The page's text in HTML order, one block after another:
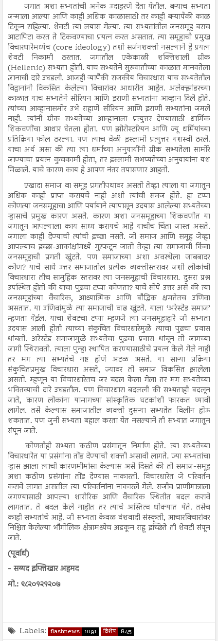
जगात अशा सभ्यतांची अनेक उदाहरणे देता येतील. बऱ्याच सभ्यता
जन्माला आल्या आणि काही अधिक काळासाठी तर काही बऱ्यापैकी काळ
टिकून राहिल्या. शेवटी त्या लयास गेल्या. त्या सभ्यतांतील जनसमूह बराच
आटापिटा करत ते टिकवण्याचा प्रयत्न करत असतात. त्या समूहाची प्रमुख
विचारधारेमध्येच (core ideology) तशी सर्जनशक्ती नसल्याने हे प्रयत्न
शेवटी निकामी ठरतात. जगातील एकेकाळी शक्तिशाली ग्रीक
(Hellenic) सभ्यता होती. याच सभ्यतेने सुरुवातीच्या काळात मानवतेला
ज्ञानाची दारे उघडली. आजही ऱ्यापैकी राजकीय विचारधारा याच सभ्यतेतील
विद्वानांनी विकसित केलेल्या विचारांवर आधारीत आहेत. अलेक्झांडरच्या
काळात याच सभ्यतेने सीरियन आणि इराणी सभ्यतांना आव्हान दिले होते.
त्यांच्या आव्हानासमोर उभे राहाणे सीरियन आणि इराणी सभ्यतांना जमले
नाही. त्यांनी ग्रीक सभ्यतेच्या आव्हानाला प्रत्युत्तर देण्यासाठी धार्मिक
शिकवणींचा आधार घेतला होता. पण झोरोस्टरियन आणि ज्यू धर्मियांच्या
प्रतिक्रिया फोल ठरल्या. पण त्याच वेळी इस्लामी प्रत्युत्तर यशस्वी ठरले.
याचा अर्थ असा की त्या त्या धर्माच्या अनुयायींनी ग्रीक सभ्यतेला सामोरे
जाण्याचा प्रयत्न कुचकामी होता, तर इस्लामी सभप्यतेच्या अनुयायांना यश
मिळाले. याचे कारण काय हे आपण नंतर तपासणार आहतो.
एखादा समाज वा समूह प्रगतीपथावर असतो तेव्हा त्याला या जगातून
अधिक काही प्राप्त करायचे नाही अशी त्यांची समज होते. हा टप्पा
कोणत्या जनसमूहाचा आणि पर्यायाने त्यापासून उदयास आलेल्या सभ्यतेच्या
ऱ्हासाचे प्रमुख कारण असते. कारण अशा जनसमूहाच्या शिकवणीत या
जगातून आपल्याला काय साध्य करायचे आहे याचीच चिंता जास्त असते.
जगाला काही देण्याची त्यांची इच्छा नसते. जो समाज आणि समूह जेव्हा
आपल्याच इच्छा-आकांक्षांमध्ये गुरफटून जातो तेव्हा त्या समाजाची किंवा
जनसमूहाची प्रगती खुंटते. पण समाजाच्या अशा अवस्थेला जाबबादर
कोण? याचे साधे उत्तर समाजातील प्रत्येक व्यक्तीस्तरावर जशी लोकांची
विचारधारा तीच सामुहिक स्तरावर त्या जनसमूहाची विचारधारा. दुसरा प्रश्न
उपस्थित होतो की याचा पुढचा टप्पा कोणता? याचे सोपे उत्तर असे की त्या
जनसमूहांच्या वैचारिक, आध्यात्मिक आणि बौद्धिक क्षमतेतच उणिवा
असतात. या उणिवांमुळे त्या समाजाची वाढ खुंटते. याला ‘अरेस्टेड समाज’
म्हणता येईल. याचा शेवटचा टप्पा म्हणजे त्या जनसमूहाद्वारे जी सभ्यता
उदयास आली होती त्याच्या संकुचित विचारधारेमुळे त्याचा पुढचा प्रवास
थांबतो. अरेस्टेड समाजामुळे सभ्यतेचा पुढचा प्रवास थांबून तो जागच्या
जागी स्थिरावतो. त्याला पुन्हा स्थापित करण्यासाठीचे प्रयत्न केले गेले नाही
तर मग त्या सभ्यतेचे नष्ट होणे अटळ असते. या साऱ्या प्रक्रिया
संकुचितप्रमुख विचारधारा असते, ज्यावर तो समाज विकसित झालेला
असतो. म्हणून या विचारधारेतच जर बदल केला गेला तर मग सभ्यतेच्या
भवितव्याची दारे उघडतील. पण विचारधारा बदलली की सभ्यताही बदलून
जाते, कारण लोकांना यामागच्या सांस्कृतिक घटकांशी फारकत घ्यावी
लागेल. तसे केल्यास समाजातील व्यक्ती दुसऱ्या सभ्यतेत विलीन होऊ
शकतात. पण जुनी सभ्यता बहाल करता येत नसल्याने ती सभ्यात जगातून
संपून जाते.
कोणतीही सभ्यता कठीण प्रसंगातून निर्माण होते. त्या सभ्यतेच्या
विचारधारेत या प्रसंगांना तोंड देण्याची शक्ती असावी लागते. ज्या सभ्यतांचा
ऱ्हास झाला त्याची कारणमीमांसा केल्यास असे दिसते की तो समाज-समूह
अशा कठीण प्रसंगांना तोंड देण्यास नाकारतो. विचारधारेत जे परिवर्तन
करावे लागत असतील त्या परिवर्तनांना नाकारले गेले. सजीव प्राणीमात्राला
जगण्यासाठी आपल्या शारीरिक आणि वैचारिक स्थितीत बदल करावे
लागतात. ते बदल केले नाहीत तर त्याचे अस्तित्व धोक्यात येते. तसेच
काही सभ्यतांचे आहे. जी सभ्यता केवळ वंशवादी संस्कृती, आचारविचारांवर
निश्चित केलेल्या भौगोलिक क्षेत्रामध्येच अडकून राहू इच्छिते ती शेवटी संपून
जाते.
(पूर्वार्ध)
- सय्यद इफ्तिखार अहमद
मो.: ९८२०१२१२०७
Labels: flashnews 1091 विशेष 845